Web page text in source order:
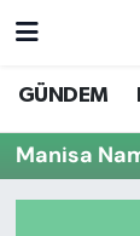
GÜNDEM
Manisa
DÜNYA
Hava